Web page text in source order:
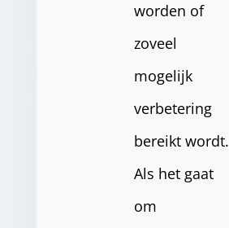
worden of
zoveel
mogelijk
verbetering
bereikt wordt.
Als het gaat
om